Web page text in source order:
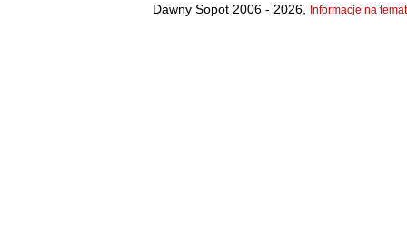
Dawny Sopot 2006 - 2026, Informacje na